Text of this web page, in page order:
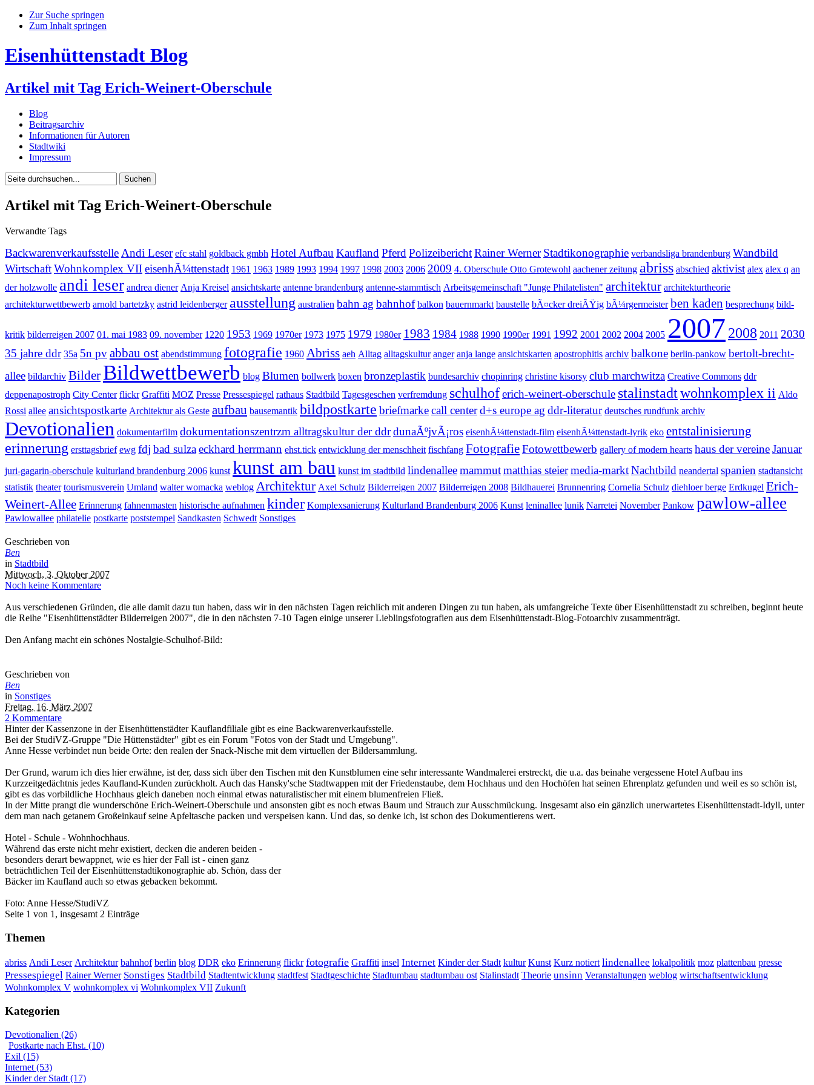
Zur Suche springen
Zum Inhalt springen
Eisenhüttenstadt Blog
Artikel mit Tag Erich-Weinert-Oberschule
Blog
Beitragsarchiv
Informationen für Autoren
Stadtwiki
Impressum
Artikel mit Tag Erich-Weinert-Oberschule
Verwandte Tags
Backwarenverkaufsstelle Andi Leser efc stahl goldback gmbh Hotel Aufbau Kaufland Pferd PolizeiberichtRainer Werner Stadtikonographie verbandsliga brandenburg Wandbild
WirtschaftWohnkomplex VIIeisenhÃ¼ttenstadt 1961 1963 1989 1993 1994 1997 1998 2003 2006 2009 4. Oberschule Otto Grotewohl aachener zeitung abriss abschied aktivist alex alex q an
der holzwolle andi leser andrea diener Anja Kreisel ansichtskarte antenne brandenburg antenne-stammtisch Arbeitsgemeinschaft "Junge Philatelisten" architektur architekturtheorie
architekturwettbewerb arnold bartetzky astrid leidenberger ausstellung australien bahn ag bahnhof balkon bauernmarkt baustelle bÃ¤cker dreiÃŸig bÃ¼rgermeister ben kaden besprechung bild-
kritik bilderreigen 2007 01. mai 1983 09. november 1220 1953 1969 1970er 1973 1975 1979 1980er 1983 1984 1988 1990 1990er 1991 1992 2001 2002 2004 2005 2007 2008 2011 2030
35 jahre ddr 35a 5n pvabbau ost abendstimmung fotografie 1960 Abriss aeh Alltag alltagskultur anger anja lange ansichtskarten apostrophitis archiv balkone berlin-pankow bertolt-brecht-
allee bildarchiv Bilder Bildwettbewerb blog Blumen bollwerk boxen bronzeplastik bundesarchiv chopinring christine kisorsy club marchwitza Creative Commons ddr
deppenapostroph City Center flickr Graffiti MOZ Presse Pressespiegel rathaus Stadtbild Tagesgeschen verfremdung schulhoferich-weinert-oberschule stalinstadtwohnkomplex ii Aldo
Rossi allee ansichtspostkarte Architektur als Geste aufbau bausemantik bildpostkarte briefmarkecall centerd+s europe ag ddr-literatur deutsches rundfunk archiv
Devotionalien dokumentarfilm dokumentationszentrzm alltragskultur der ddrdunaÃºjvÃ¡ros eisenhÃ¼ttenstadt-film eisenhÃ¼ttenstadt-lyrik eko entstalinisierung
erinnerung ersttagsbrief ewg fdj bad sulzaeckhard herrmann ehst.tick entwicklung der menschheit fischfang FotografieFotowettbewerb gallery of modern hearts haus der vereineJanuar
juri-gagarin-oberschule kulturland brandenburg 2006 kunst kunst am bau kunst im stadtbild lindenalleemammutmatthias steiermedia-marktNachtbild neandertal spanien stadtansicht
statistik theater tourismusverein Umland walter womacka weblog Architektur Axel Schulz Bilderreigen 2007 Bilderreigen 2008 Bildhauerei Brunnenring Cornelia Schulz diehloer berge Erdkugel Erich-
Weinert-Allee Erinnerung fahnenmasten historische aufnahmen kinder Komplexsanierung Kulturland Brandenburg 2006 Kunst leninallee lunik Narretei November Pankow pawlow-allee
Pawlowallee philatelie postkarte poststempel Sandkasten Schwedt Sonstiges
Geschrieben von
Ben
in Stadtbild
Mittwoch, 3. Oktober 2007
Noch keine Kommentare
Aus verschiedenen Gründen, die alle damit dazu tun haben, dass wir in den nächsten Tagen reichlich mit anderen Dingen zu tun haben, als umfangreiche Texte über Eisenhüttenstadt zu schreiben, beginnt heute
die Reihe "Eisenhüttenstädter Bilderreigen 2007", die in den nächsten 7-10 Tagen einige unserer Lieblingsfotografien aus dem Eisenhüttenstadt-Blog-Fotoarchiv zusammenträgt.
Den Anfang macht ein schönes Nostalgie-Schulhof-Bild:
Geschrieben von
Ben
in Sonstiges
Freitag, 16. März 2007
2 Kommentare
Hinter der Kassenzone in der Eisenhüttenstädter Kauflandfiliale gibt es eine Backwarenverkaufsstelle.
Bei der StudiVZ-Gruppe "Die Hüttenstädter" gibt es ein Forum "Fotos von der Stadt und Umgebung".
Anne Hesse verbindet nun beide Orte: den realen der Snack-Nische mit dem virtuellen der Bildersammlung.
Der Grund, warum ich dies hier erwähne, ist der, dass sich über den Tischen mit den Kunstblumen eine sehr interessante Wandmalerei erstreckt, die u.a. das beinahe vergessene Hotel Aufbau ins
Kurzzeitgedächtnis jedes Kaufland-Kunden zurückholt. Auch das Hansky'sche Stadtwappen mit der Friedenstaube, dem Hochhaus und den Hochöfen hat seinen Ehrenplatz gefunden und weil es so schön ist,
gibt es das vorbildliche Hochhaus gleich daneben noch einmal etwas naturalistischer mit einem blumenfreien Fließ.
In der Mitte prangt die wunderschöne Erich-Weinert-Oberschule und ansonsten gibt es noch etwas Baum und Strauch zur Ausschmückung. Insgesamt also ein gänzlich unerwartetes Eisenhüttenstadt-Idyll, unter
dem man nach getanem Großeinkauf seine Apfeltasche packen und verspeisen kann. Und das, so denke ich, ist schon des Dokumentierens wert.
Hotel - Schule - Wohnhochhaus.
Während das erste nicht mehr existiert, decken die anderen beiden -
besonders derart bewappnet, wie es hier der Fall ist - einen ganz
beträchtlichen Teil der Eisenhüttenstadtikonographie ab. Schön, dass der
Bäcker im Kaufland auch so etwas gebacken bekommt.
Foto: Anne Hesse/StudiVZ
Seite 1 von 1, insgesamt 2 Einträge
Themen
abriss Andi Leser Architektur bahnhof berlin blog DDR eko Erinnerung flickr fotografie Graffiti insel Internet Kinder der Stadt kultur Kunst Kurz notiert lindenallee lokalpolitik moz plattenbau presse
Pressespiegel Rainer Werner Sonstiges Stadtbild Stadtentwicklung stadtfest Stadtgeschichte Stadtumbau stadtumbau ost Stalinstadt Theorie unsinn Veranstaltungen weblog wirtschaftsentwicklung
Wohnkomplex V wohnkomplex vi Wohnkomplex VII Zukunft
Kategorien
Devotionalien (26)
Postkarte nach Ehst. (10)
Exil (15)
Internet (53)
Kinder der Stadt (17)